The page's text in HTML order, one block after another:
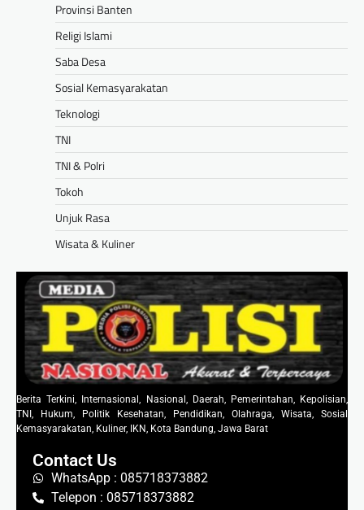
Provinsi Banten
Religi Islami
Saba Desa
Sosial Kemasyarakatan
Teknologi
TNI
TNI & Polri
Tokoh
Unjuk Rasa
Wisata & Kuliner
Berita Terkini, Internasional, Nasional, Daerah, Pemerintahan, Kepolisian,
TNI, Hukum, Politik Kesehatan, Pendidikan, Olahraga, Wisata, Sosial
Kemasyarakatan, Kuliner, IKN, Kota Bandung, Jawa Barat
Contact Us
WhatsApp : 085718373882
Telepon : 085718373882